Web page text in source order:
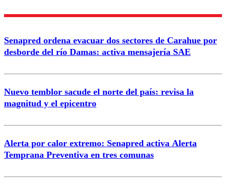
Enviar comentario
Senapred ordena evacuar dos sectores de Carahue por
desborde del río Damas: activa mensajería SAE
Nuevo temblor sacude el norte del país: revisa la
magnitud y el epicentro
Alerta por calor extremo: Senapred activa Alerta
Temprana Preventiva en tres comunas